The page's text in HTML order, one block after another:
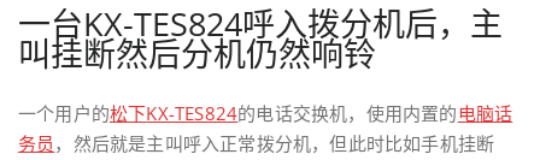
一台KX-TES824呼入拨分机后，主
叫挂断然后分机仍然响铃
一个用户的松下KX-TES824的电话交换机，使用内置的电脑话
务员 ，然后就是主叫呼入正常拨分机，但此时比如手机挂断